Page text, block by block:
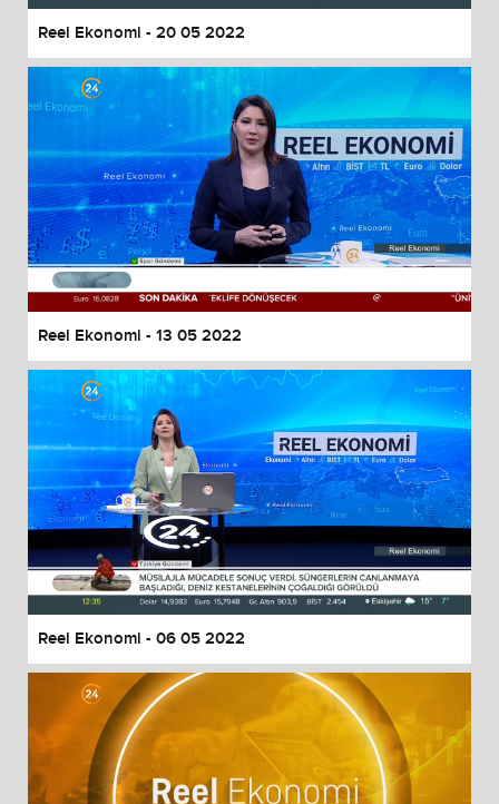
Reel Ekonomi - 20 05 2022
Reel Ekonomi - 13 05 2022
Reel Ekonomi - 06 05 2022